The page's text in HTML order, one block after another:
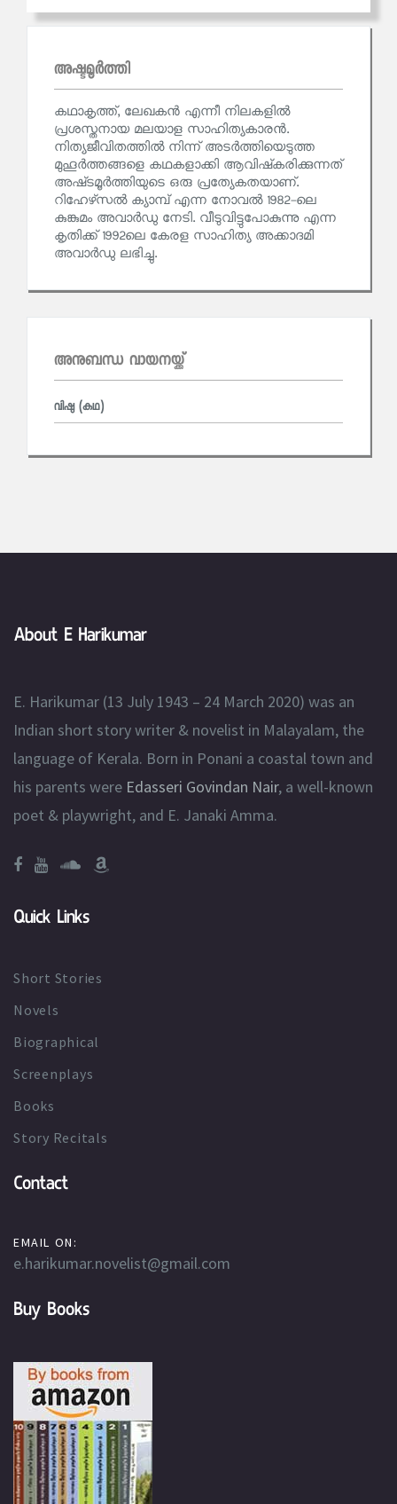
അഷ്ടമൂര്‍ത്തി
കഥാകൃത്ത്, ലേഖകന്‍ എന്നീ നിലകളില്‍
പ്രശസ്തനായ മലയാള സാഹിത്യകാരന്‍.
നിത്യജീവിതത്തിൽ നിന്ന്‌ അടർത്തിയെടുത്ത
മുഹൂർത്തങ്ങളെ കഥകളാക്കി ആവിഷ്‌കരിക്കുന്നത്‌
അഷ്‌ടമൂർത്തിയുടെ ഒരു പ്രത്യേകതയാണ്‌.
റിഹേഴ്‌സൽ ക്യാമ്പ്‌ എന്ന നോവൽ 1982-ലെ
കുങ്കുമം അവാർഡു നേടി. വീടുവിട്ടുപോകുന്നു എന്ന
കൃതിക്ക് 1992ലെ കേരള സാഹിത്യ അക്കാദമി
അവാർഡു ലഭിച്ചു.
അനുബന്ധ വായനയ്ക്ക്
വിഷു (കഥ)
About E Harikumar
E. Harikumar (13 July 1943 – 24 March 2020) was an
Indian short story writer & novelist in Malayalam, the
language of Kerala. Born in Ponani a coastal town and
his parents were Edasseri Govindan Nair, a well-known
poet & playwright, and E. Janaki Amma.
Quick Links
Short Stories
Novels
Biographical
Screenplays
Books
Story Recitals
Contact
EMAIL ON:
e.harikumar.novelist@gmail.com
Buy Books